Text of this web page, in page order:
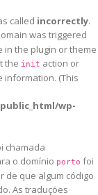
called incorrectly.
was triggered
in the plugin or theme
the init action or
information. (This
wp-
chamada
o domínio porto foi
de que algum código
As traduções